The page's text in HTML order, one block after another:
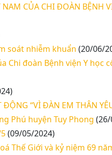
CỦA CHI ĐOÀN BỆNH
soát nhiễm khuẩn (20/06/
đoàn Bệnh viện Y học
“VÌ ĐÀN EM THÂN
Phú huyện Tuy Phong
(09/05/2024)
Thế Giới và kỷ niệm 69